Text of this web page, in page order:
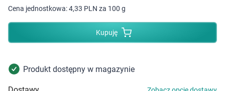
Kosmetyki
Mężczyzna
Zdrowy styl życia
Cena jednostkowa:4,33 PLN za 100 g
Kupuję
Produkt dostępny w magazynie